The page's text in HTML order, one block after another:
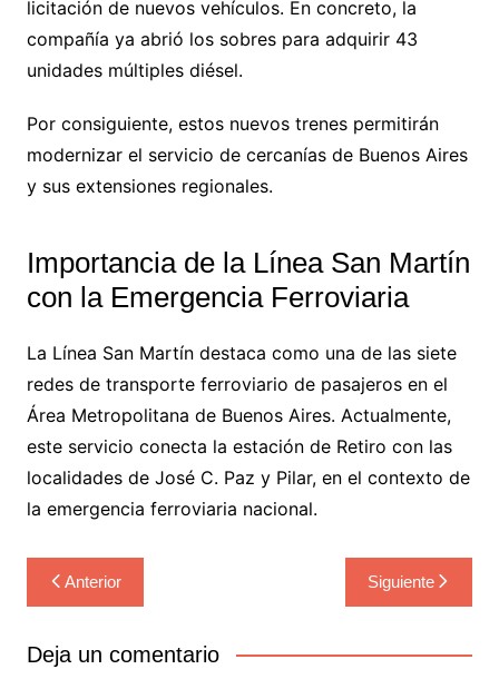
licitación de nuevos vehículos. En concreto, la
compañía ya abrió los sobres para adquirir 43
unidades múltiples diésel.
Por consiguiente, estos nuevos trenes permitirán
modernizar el servicio de cercanías de Buenos Aires
y sus extensiones regionales.
Importancia de la Línea San Martín
con la Emergencia Ferroviaria
La Línea San Martín destaca como una de las siete
redes de transporte ferroviario de pasajeros en el
Área Metropolitana de Buenos Aires. Actualmente,
este servicio conecta la estación de Retiro con las
localidades de José C. Paz y Pilar, en el contexto de
la emergencia ferroviaria nacional.
Navegación
de
entradas
Anterior Siguiente
Deja un comentario